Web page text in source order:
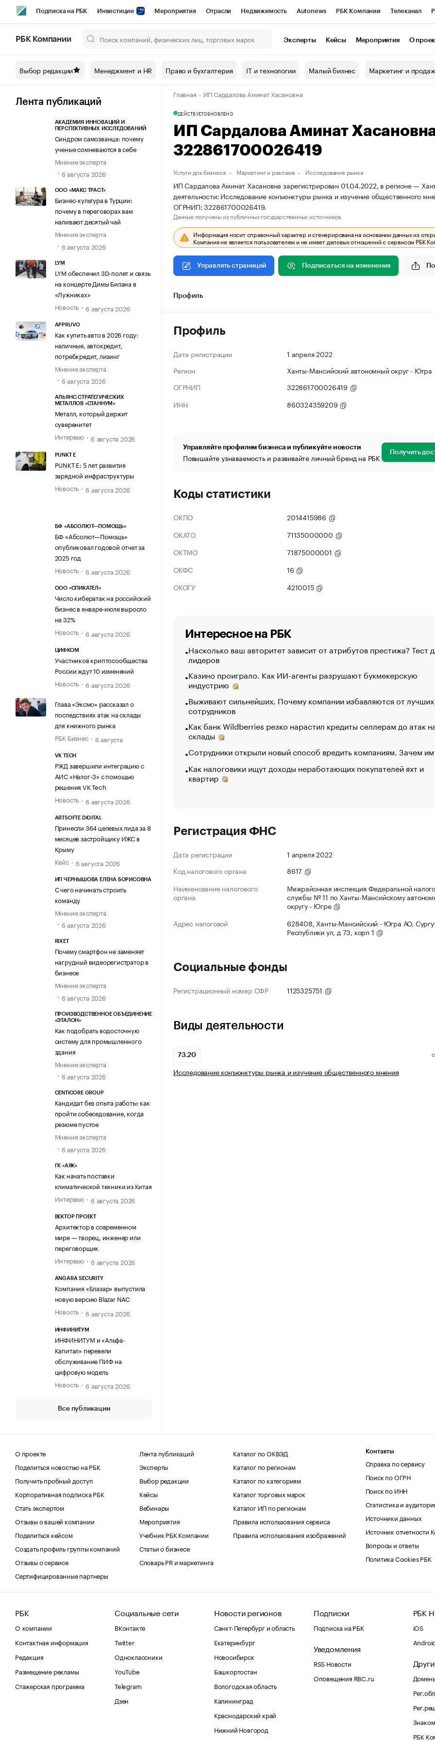
Подписка на РБК Инвестиции Мероприятия Отрасли Недвижимость Autonews РБК Компании Телеканал
Спецпроекты СПб Конференции СПб Спецпроекты Проверка контрагентов
Технологии и медиа Рынок наличной валюты
РБК Компании Эксперты Кейсы Мероприятия О
Выбор редакции Менеджмент и HR Право и бухгалтерия IT и технологии Малый бизнес Маркетинг и
Лента публикаций
АКАДЕМИЯ ИННОВАЦИЙ И
ПЕРСПЕКТИВНЫХ ИССЛЕДОВАНИЙ
Синдром самозванца: почему
ученые сомневаются в себе
Мнение эксперта
6 августа 2026
ООО «МАКС ТРАСТ»
Бизнес-культура в Турции:
почему в переговорах вам
наливают десятый чай
Мнение эксперта
6 августа 2026
LYM
LYM обеспечил 3D-полет и связь
на концерте Димы Билана в
«Лужниках»
Новость
6 августа 2026
APPRUVO
Как купить авто в 2026 году:
наличные, автокредит,
потребкредит, лизинг
Мнение эксперта
6 августа 2026
АЛЬЯНС СТРАТЕГИЧЕСКИХ
МЕТАЛЛОВ «СТАННУМ»
Металл, который держит
суверенитет
Интервью
6 августа 2026
PUNKT E
PUNKT E: 5 лет развития
зарядной инфраструктуры
Новость
6 августа 2026
БФ «АБСОЛЮТ—ПОМОЩЬ»
БФ «Абсолют—Помощь»
опубликовал годовой отчет за
2025 год
Новость
6 августа 2026
ООО «СПИКАТЕЛ»
Число кибератак на российский
бизнес в январе-июле выросло
на 32%
Новость
6 августа 2026
ЦИФКОМ
Участников криптосообщества
России ждут 10 изменений
Новость
6 августа 2026
Глава «Эксмо» рассказал о
последствиях атак на склады
для книжного рынка
РБК Бизнес
6 августа
VK TECH
РЖД завершили интеграцию с
АИС «Налог-3» с помощью
решения VK Tech
Новость
6 августа 2026
ARTSOFTE DIGITAL
Принесли 364 целевых лида за 8
месяцев застройщику ИЖС в
Крыму
Кейс
6 августа 2026
ИП ЧЕРНЫШОВА ЕЛЕНА БОРИСОВНА
С чего начинать строить
команду
Мнение эксперта
6 августа 2026
RIXET
Почему смартфон не заменяет
нагрудный видеорегистратор в
бизнесе
Мнение эксперта
6 августа 2026
ПРОИЗВОДСТВЕННОЕ ОБЪЕДИНЕНИЕ
«ЭТАЛОН»
Как подобрать водосточную
систему для промышленного
здания
Мнение эксперта
6 августа 2026
CENTICORE GROUP
Кандидат без опыта работы: как
пройти собеседование, когда
резюме пустое
Мнение эксперта
6 августа 2026
ГК «АЯК»
Как начать поставки
климатической техники из Китая
Интервью
6 августа 2026
ВЕКТОР ПРОЕКТ
Архитектор в современном
мире — творец, инженер или
переговорщик
Интервью
6 августа 2026
ANGARA SECURITY
Компания «Блазар» выпустила
новую версию Blazar NAC
Новость
6 августа 2026
ИНФИНИТУМ
ИНФИНИТУМ и «Альфа-
Капитал» перевели
обслуживание ПИФ на
цифровую модель
Новость
6 августа 2026
Все публикации
Главная ИП Сардалова Аминат Хасановна
ДЕЙСТВУЕТОБНОВЛЕНО
ИП Сардалова Аминат
322861700026419
Услуги для бизнеса Маркетинг и реклама Исследование рынка
ИП Сардалова Аминат Хасановна зарегистрирован 01.04.2022, в регионе —
деятельности: Исследование конъюнктуры рынка и изучение общественного
ОГРНИП: 322861700026419.
Данные получены из публичных государственных источников.
Информация носит справочный характер и сгенерирована на основании данных из
Компания не является пользователем и не имеет деловых отношений с сервисом РБК
Управлять страницей Подписаться на изменения
Профиль
Профиль
Дата регистрации
1 апреля 2022
Регион
Ханты-Мансийский автономный округ - Югра
ОГРНИП
322861700026419
ИНН
860324359209
Управляйте профилем бизнеса и публикуйте новости
Повышайте узнаваемость и развивайте личный бренд на РБК Получить
Коды статистики
ОКПО
2014415986
ОКАТО
71135000000
ОКТМО
71875000001
ОКФС
16
ОКОГУ
4210015
Интересное на РБК
Насколько ваш авторитет зависит от атрибутов престижа? Тест
лидеров
Казино проиграло. Как ИИ-агенты разрушают букмекерскую
индустрию
Выживают сильнейших. Почему компании избавляются от лучших
сотрудников
Как банк Wildberries резко нарастил кредиты селлерам до атак
склады
Сотрудники открыли новый способ вредить компаниям. Зачем
Как налоговики ищут доходы неработающих покупателей яхт и
квартир
Регистрация ФНС
Дата регистрации
1 апреля 2022
Код налогового органа
8617
Наименование налогового
органа
Межрайонная инспекция Федеральной
службы № 11 по Ханты-Мансийскому
округу - Югре
Адрес налоговой
628408, Ханты-Мансийский - Югра АО,
Республики ул, д 73, корп 1
Социальные фонды
Регистрационный номер СФР 1125325751
Виды деятельности
73.20
Исследование конъюнктуры рынка и изучение общественного мнения
О проекте
Поделиться новостью на РБК
Получить пробный доступ
Корпоративная подписка РБК
Стать экспертом
Отзывы о вашей компании
Поделиться кейсом
Создать профиль группы компаний
Отзывы о сервисе
Сертифицированные партнеры
Лента публикаций
Эксперты
Выбор редакции
Кейсы
Вебинары
Мероприятия
Учебник РБК Компании
Статьи о бизнесе
Словарь PR и маркетинга
Каталог по ОКВЭД
Каталог по регионам
Каталог по категориям
Каталог торговых марок
Каталог ИП по регионам
Правила использования сервиса
Правила использования изображений
Контакты
Справка по сервису
Поиск по ОГРН
Поиск по ИНН
Статистика и
Источники данных
Источник отчетности
Вопросы и ответы
Политика Cookies РБК
РБК
О компании
Контактная информация
Редакция
Размещение рекламы
Стажерская программа
Социальные сети
ВКонтакте
Twitter
Одноклассники
YouTube
Telegram
Дзен
Новости регионов
Санкт-Петербург и область
Екатеринбург
Новосибирск
Башкортостан
Вологодская область
Калининград
Краснодарский край
Нижний Новгород
Подписки
Подписка на РБК
Уведомления
RSS Новости
Оповещения RBC.ru
РБК
iOS
РБК